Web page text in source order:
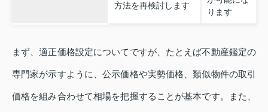
方法を再検討します
ります
まず、適正価格設定についてですが、たとえば不動産鑑定の
専門家が示すように、公示価格や実勢価格、類似物件の取引
価格を組み合わせて相場を把握することが基本です。また、